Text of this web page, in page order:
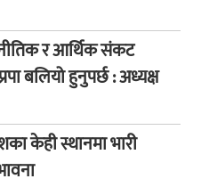
र आर्थिक संकट
बलियो हुनुपर्छ : अध्यक्ष
केही स्थानमा भारी